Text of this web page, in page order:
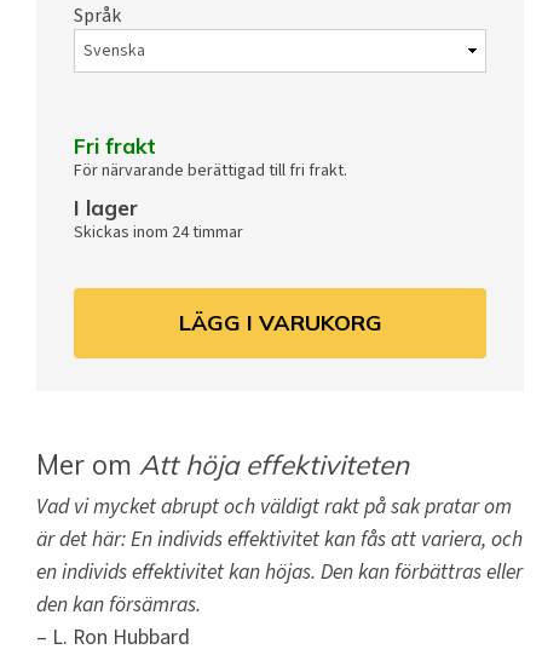
Språk
Fri frakt
För närvarande berättigad till fri frakt.
I lager
Skickas inom 24 timmar
LÄGG I VARUKORG
Mer om Att höja effektiviteten
Vad vi mycket abrupt och väldigt rakt på sak pratar om
är det här: En individs effektivitet kan fås att variera, och
en individs effektivitet kan höjas. Den kan förbättras eller
den kan försämras.
– L. Ron Hubbard